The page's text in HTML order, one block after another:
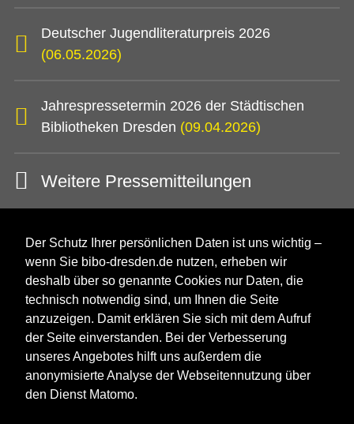
Der Schutz Ihrer persönlichen Daten ist uns wichtig –
wenn Sie bibo-dresden.de nutzen, erheben wir
deshalb über so genannte Cookies nur Daten, die
technisch notwendig sind, um Ihnen die Seite
anzuzeigen. Damit erklären Sie sich mit dem Aufruf
der Seite einverstanden. Bei der Verbesserung
unseres Angebotes hilft uns außerdem die
anonymisierte Analyse der Webseitennutzung über
den Dienst Matomo.
Deutscher Jugendliteraturpreis 2026
(06.05.2026)
Jahrespressetermin 2026 der Städtischen
Bibliotheken Dresden (09.04.2026)
Weitere Pressemitteilungen